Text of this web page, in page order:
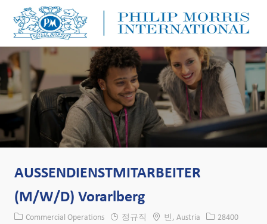
AUSSENDIENSTMITARBEITER
(M/W/D) Vorarlberg
카테고리
Commercial Operations 정규직 위치빈, Austria Job ID28400